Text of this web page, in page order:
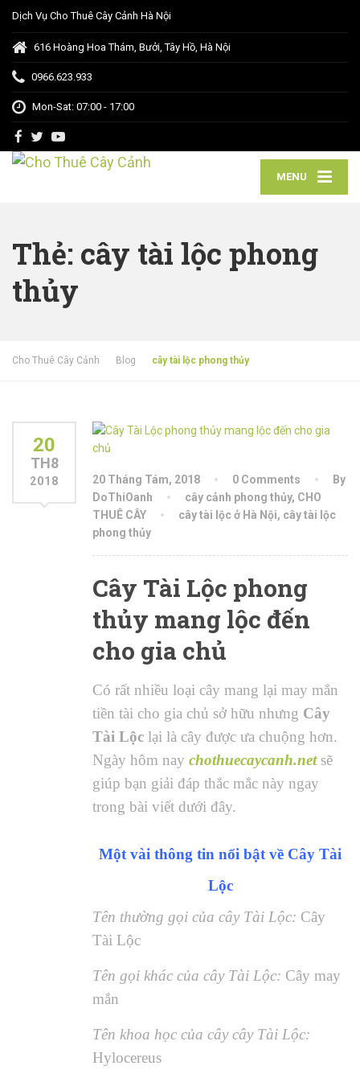
Dịch Vụ Cho Thuê Cây Cảnh Hà Nội
616 Hoàng Hoa Thám, Bưởi, Tây Hồ, Hà Nội
0966.623.933
Mon-Sat: 07:00 - 17:00
MENU
Thẻ: cây tài lộc phong
thủy
Cho Thuê Cây Cảnh Blog cây tài lộc phong thủy
20
TH8
2018 20 Tháng Tám, 2018 0 Comments
By
DoThiOanh
cây cảnh phong thủy, CHO
THUÊ CÂY
cây tài lộc ở Hà Nội, cây tài lộc
phong thủy
Cây Tài Lộc phong
thủy mang lộc đến
cho gia chủ
Có rất nhiều loại cây mang lại may mắn
tiền tài cho gia chủ sở hữu nhưng Cây
Tài Lộc lại là cây được ưa chuộng hơn.
Ngày hôm nay chothuecaycanh.netsẽ
giúp bạn giải đáp thắc mắc này ngay
trong bài viết dưới đây.
Một vài thông tin nổi bật về Cây Tài
Lộc
Tên thường gọi của cây Tài Lộc: Cây
Tài Lộc
Tên gọi khác của cây Tài Lộc: Cây may
mắn
Tên khoa học của cây cây Tài Lộc:
Hylocereus